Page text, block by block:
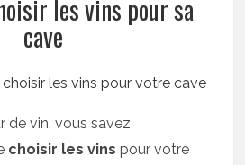
les vins pour sa
cave
de vin, vous savez
choisir les vins pour votre